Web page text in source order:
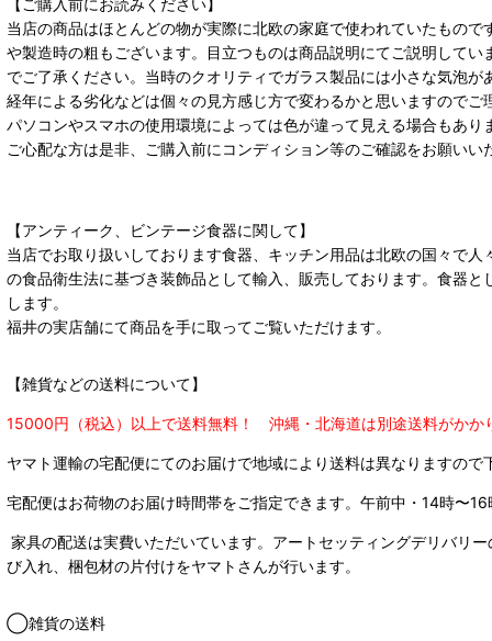
当店の商品はほとんどの物が実際に北欧の家庭で使われていたもの
や製造時の粗もございます。目立つものは商品説明にてご説明して
でご了承ください。当時のクオリティでガラス製品には小さな気泡が
経年による劣化などは個々の見方感じ方で変わるかと思いますのでご
パソコンやスマホの使用環境によっては色が違って見える場合もあ
ご心配な方は是非、ご購入前にコンディション等のご確認をお願い
【アンティーク、ビンテージ食器に関して】
当店でお取り扱いしております食器、キッチン用品は北欧の国々で
の食品衛生法に基づき装飾品として輸入、販売しております。食器
します。
福井の実店舗にて商品を手に取ってご覧いただけます。
【雑貨などの送料について】
15000円（税込）以上で送料無料！ 沖縄・北海道は別途送料がかか
ヤマト運輸の宅配便にてのお届けで地域により送料は異なりますので
宅配便はお荷物のお届け時間帯をご指定できます。 午前中・14時〜
家具の配送は実費いただいています。アートセッティングデリバリ
び入れ、梱包材の片付けをヤマトさんが行います。
◯雑貨の送料